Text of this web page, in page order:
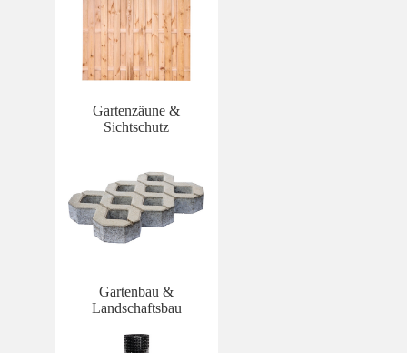
Gartenzäune &
Sichtschutz
Gartenbau &
Landschaftsbau